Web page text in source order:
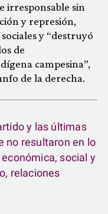
irresponsable sin
y represión,
y “destruyó
de
campesina”,
de la derecha.
y las últimas
no resultaron en lo
social y
relaciones